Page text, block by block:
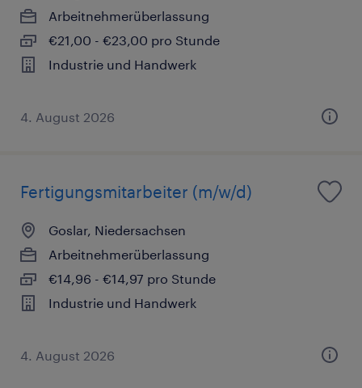
Arbeitnehmerüberlassung
€21,00 - €23,00 pro Stunde
Industrie und Handwerk
4. August 2026
Fertigungsmitarbeiter (m/w/d)
Goslar, Niedersachsen
Arbeitnehmerüberlassung
€14,96 - €14,97 pro Stunde
Industrie und Handwerk
4. August 2026